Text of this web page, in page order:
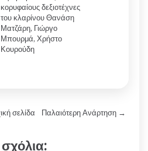
κορυφαίους δεξιοτέχνες
του κλαρίνου Θανάση
Ματζάρη, Γιώργο
Μπουρμά, Χρήστο
Κουρούδη
Παλαιότερη Ανάρτηση →
σελίδα